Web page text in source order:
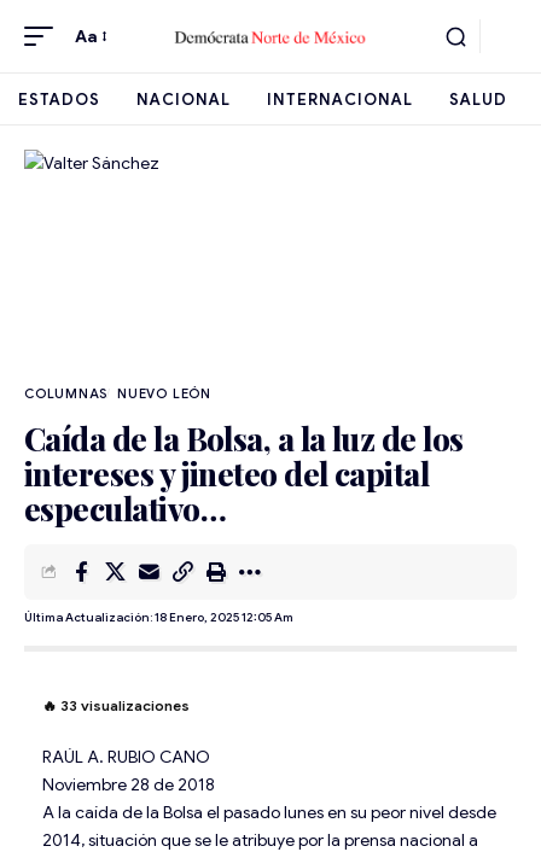
Aa
ESTADOS NACIONAL INTERNACIONAL SALUD
NUEVO LEÓN
Caída de la Bolsa, a la luz de los
intereses y jineteo del capital
especulativo…
Última Actualización: 18 Enero, 2025 12:05 Am
🔥 33 visualizaciones
RAÚL A. RUBIO CANO
Noviembre 28 de 2018
A la caída de la Bolsa el pasado lunes en su peor nivel desde
2014, situación que se le atribuye por la prensa nacional a